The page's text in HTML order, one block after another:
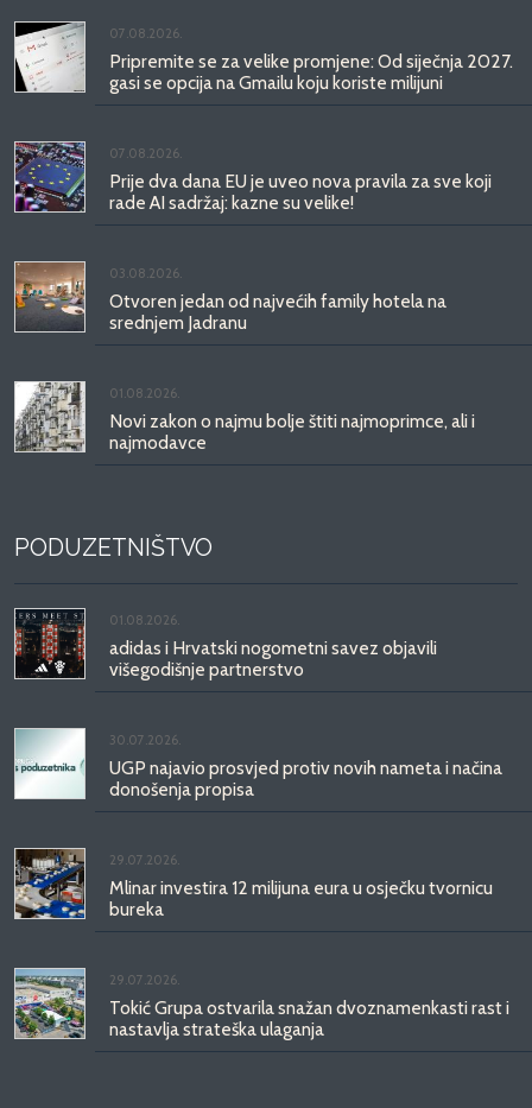
07.08.2026.
Pripremite se za velike promjene: Od siječnja 2027.
gasi se opcija na Gmailu koju koriste milijuni
07.08.2026.
Prije dva dana EU je uveo nova pravila za sve koji
rade AI sadržaj: kazne su velike!
03.08.2026.
Otvoren jedan od najvećih family hotela na
srednjem Jadranu
01.08.2026.
Novi zakon o najmu bolje štiti najmoprimce, ali i
najmodavce
PODUZETNIŠTVO
01.08.2026.
adidas i Hrvatski nogometni savez objavili
višegodišnje partnerstvo
30.07.2026.
UGP najavio prosvjed protiv novih nameta i načina
donošenja propisa
29.07.2026.
Mlinar investira 12 milijuna eura u osječku tvornicu
bureka
29.07.2026.
Tokić Grupa ostvarila snažan dvoznamenkasti rast i
nastavlja strateška ulaganja